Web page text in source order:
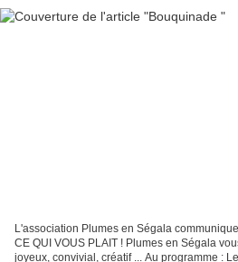
L'association Plumes en Ségala
CE QUI VOUS PLAIT ! Plumes en Ségala
joyeux, convivial, créatif ... Au programme :